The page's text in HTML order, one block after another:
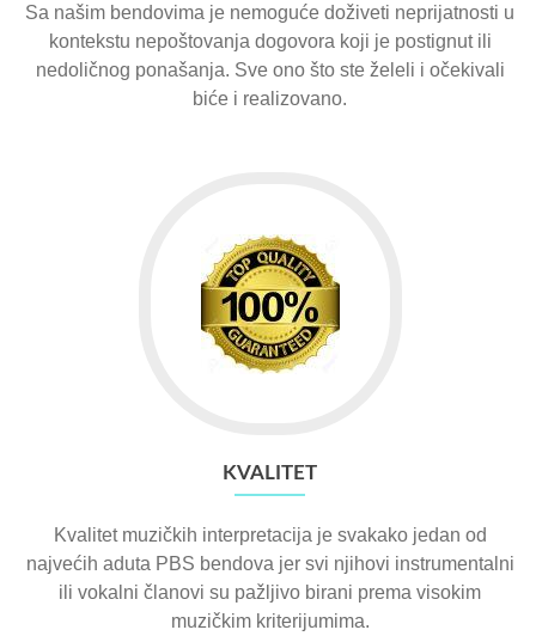
Sa našim bendovima je nemoguće doživeti neprijatnosti u
kontekstu nepoštovanja dogovora koji je postignut ili
nedoličnog ponašanja. Sve ono što ste želeli i očekivali
biće i realizovano.
KVALITET
Kvalitet muzičkih interpretacija je svakako jedan od
najvećih aduta PBS bendova jer svi njihovi instrumentalni
ili vokalni članovi su pažljivo birani prema visokim
muzičkim kriterijumima.